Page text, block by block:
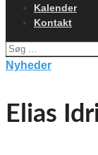
Kalender
Kontakt
Søg
efter:
Nyheder
Elias